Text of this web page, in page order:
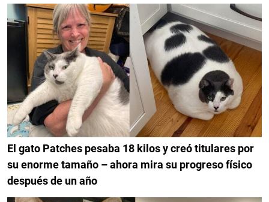
El gato Patches pesaba 18 kilos y creó titulares por
su enorme tamaño – ahora mira su progreso físico
después de un año